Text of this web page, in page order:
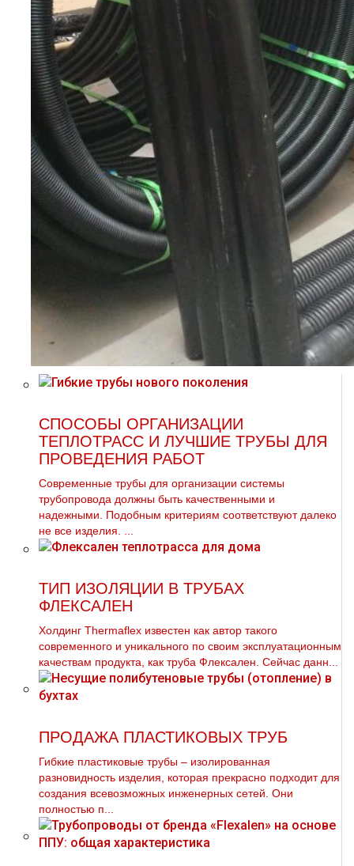
СПОСОБЫ ОРГАНИЗАЦИИ
ТЕПЛОТРАСС И ЛУЧШИЕ ТРУБЫ ДЛЯ
ПРОВЕДЕНИЯ РАБОТ
Современные трубы для организации системы
трубопровода должны быть качественными и
надежными. Подобным критериям соответствуют далеко
не все изделия. ...
ТИП ИЗОЛЯЦИИ В ТРУБАХ
ФЛЕКСАЛЕН
Холдинг Thermaflex известен как автор такого
современного и уникального по своим эксплуатационным
качествам продукта, как труба Флексален. Сейчас данн...
ПРОДАЖА ПЛАСТИКОВЫХ ТРУБ
Гибкие пластиковые тpубы – изолированная
разновидность изделия, которая прекрасно подходит для
создания всевозможных инженерных сетей. Они
полностью п...